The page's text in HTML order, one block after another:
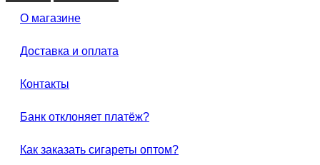
О магазине
Доставка и оплата
Контакты
Банк отклоняет платёж?
Как заказать сигареты оптом?